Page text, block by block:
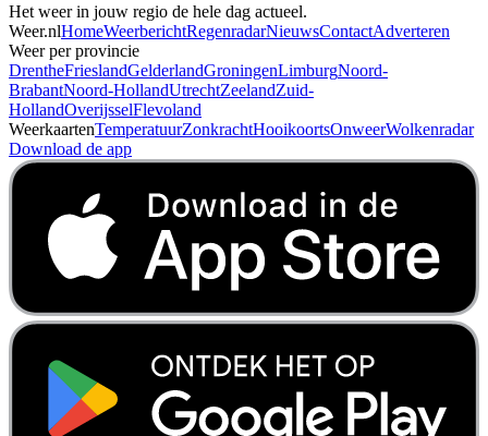
Het weer in jouw regio de hele dag actueel.
Weer.nlHomeWeerberichtRegenradarNieuwsContactAdverteren
Weer per provincie
DrentheFrieslandGelderlandGroningenLimburgNoord-
BrabantNoord-HollandUtrechtZeelandZuid-
HollandOverijsselFlevoland
WeerkaartenTemperatuurZonkrachtHooikoortsOnweerWolkenradar
Download de app